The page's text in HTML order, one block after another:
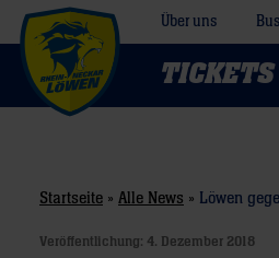
Über uns
TICKETS
Startseite » Alle News » Löwen
Veröffentlichung: 4. Dezember 2018